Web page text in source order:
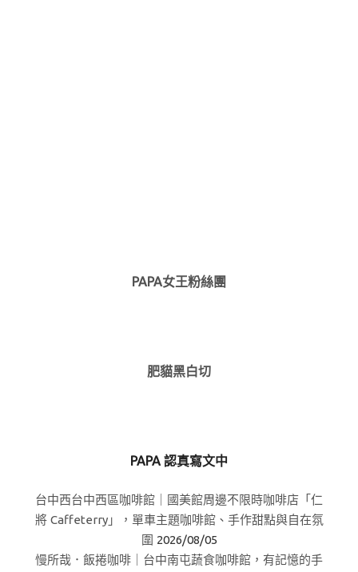
PAPA女王粉絲團
肥貓黑白切
PAPA 認真寫文中
台中西台中西區咖啡館｜國美館周邊不限時咖啡店「仁
將 Caffeterry」，單車主題咖啡館、手作甜點與自在氛
圍 2026/08/05
慢所哉．飯捲咖啡｜台中南屯蔬食咖啡館，有記憶的手